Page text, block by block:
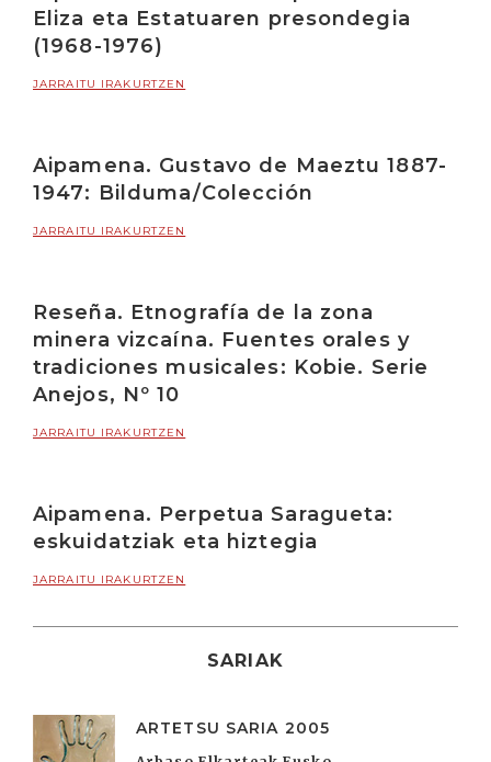
Eliza eta Estatuaren presondegia
(1968-1976)
JARRAITU IRAKURTZEN
Aipamena. Gustavo de Maeztu 1887-
1947: Bilduma/Colección
JARRAITU IRAKURTZEN
Reseña. Etnografía de la zona
minera vizcaína. Fuentes orales y
tradiciones musicales: Kobie. Serie
Anejos, Nº 10
JARRAITU IRAKURTZEN
Aipamena. Perpetua Saragueta:
eskuidatziak eta hiztegia
JARRAITU IRAKURTZEN
SARIAK
ARTETSU SARIA 2005